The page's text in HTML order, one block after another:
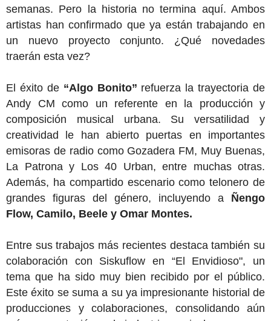
semanas. Pero la historia no termina aquí. Ambos
artistas han confirmado que ya están trabajando en
un nuevo proyecto conjunto. ¿Qué novedades
traerán esta vez?
El éxito de “Algo Bonito” refuerza la trayectoria de
Andy CM como un referente en la producción y
composición musical urbana. Su versatilidad y
creatividad le han abierto puertas en importantes
emisoras de radio como Gozadera FM, Muy Buenas,
La Patrona y Los 40 Urban, entre muchas otras.
Además, ha compartido escenario como telonero de
grandes figuras del género, incluyendo a Ñengo
Flow, Camilo, Beele y Omar Montes.
Entre sus trabajos más recientes destaca también su
colaboración con Siskuflow en “El Envidioso", un
tema que ha sido muy bien recibido por el público.
Este éxito se suma a su ya impresionante historial de
producciones y colaboraciones, consolidando aún